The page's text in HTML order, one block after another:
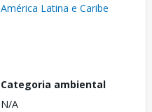
América Latina e Caribe
Categoria ambiental
N/A